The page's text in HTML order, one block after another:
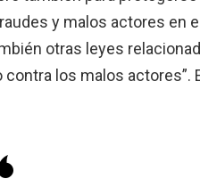
y malos actores en
otras leyes
contra los malos actores”.